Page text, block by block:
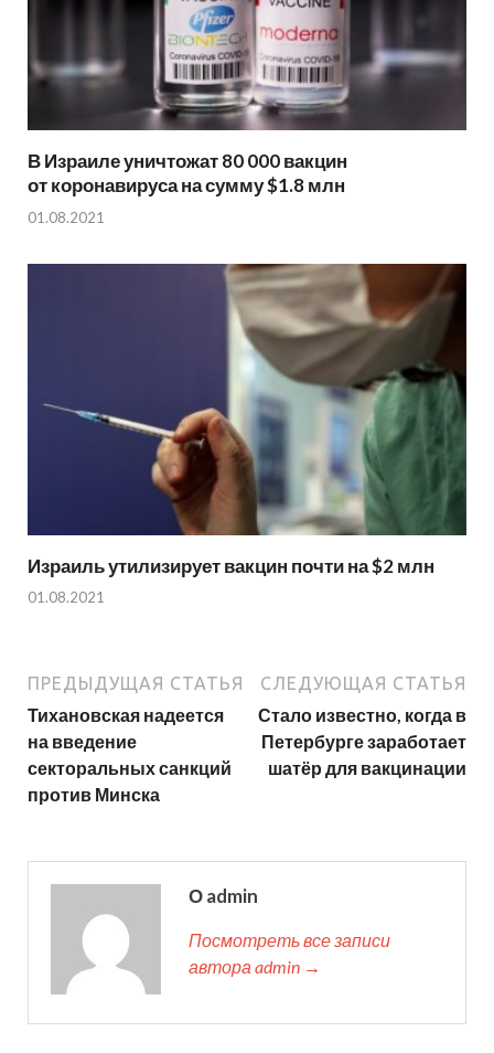
В Израиле уничтожат 80 000 вакцин
от коронавируса на сумму $1.8 млн
01.08.2021
Израиль утилизирует вакцин почти на $2 млн
01.08.2021
ПРЕДЫДУЩАЯ СТАТЬЯ
Тихановская надеется
на введение
секторальных санкций
против Минска
СЛЕДУЮЩАЯ СТАТЬЯ
Стало известно, когда в
Петербурге заработает
шатёр для вакцинации
О admin
Посмотреть все записи
автора admin →